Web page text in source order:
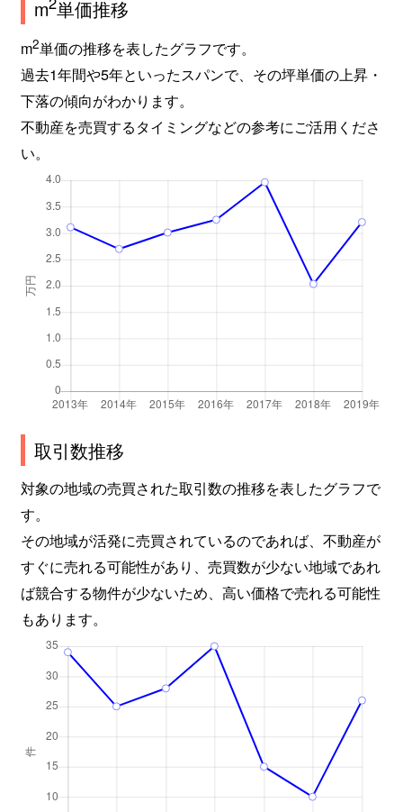
m 単価推移
m2単価の推移を表したグラフです。
過去1年間や5年といったスパンで、その坪単価の上昇・
下落の傾向がわかります。
不動産を売買するタイミングなどの参考にご活用くださ
い。
取引数推移
対象の地域の売買された取引数の推移を表したグラフで
す。
その地域が活発に売買されているのであれば、不動産が
すぐに売れる可能性があり、売買数が少ない地域であれ
ば競合する物件が少ないため、高い価格で売れる可能性
もあります。